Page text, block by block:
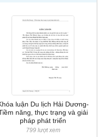
luận Du lịch Hải Dương-
năng, thực trạng và giải
pháp phát triển
799 lượt xem